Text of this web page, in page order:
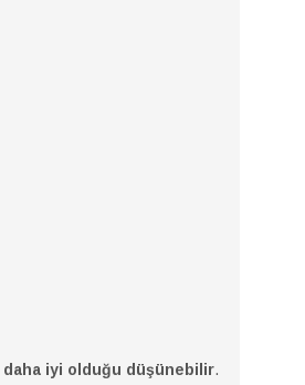
daha iyi olduğu düşünebilir.